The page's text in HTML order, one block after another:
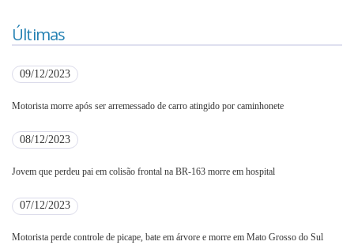
Últimas
09/12/2023
Motorista morre após ser arremessado de carro atingido por caminhonete
08/12/2023
Jovem que perdeu pai em colisão frontal na BR-163 morre em hospital
07/12/2023
Motorista perde controle de picape, bate em árvore e morre em Mato Grosso do Sul